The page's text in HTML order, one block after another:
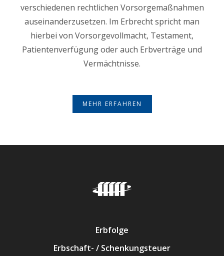
verschiedenen rechtlichen Vorsorgemaßnahmen
auseinanderzusetzen. Im Erbrecht spricht man
hierbei von Vorsorgevollmacht, Testament,
Patientenverfügung oder auch Erbverträge und
Vermächtnisse.
MEHR ERFAHREN
Erbfolge
Erbschaft- / Schenkungsteuer